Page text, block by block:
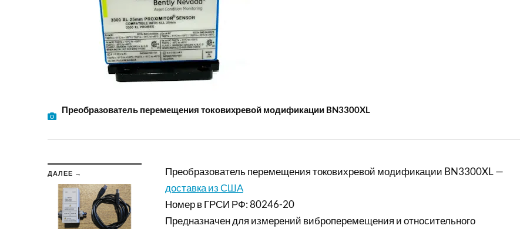
Преобразователь перемещения токовихревой модификации BN3300XL
ДАЛЕЕ →
Преобразователь перемещения токовихревой модификации BN3300XL —
доставка из США
Номер в ГРСИ РФ: 80246-20
Предназначен для измерений виброперемещения и относительного